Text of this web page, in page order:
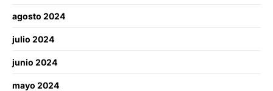
agosto 2024
julio 2024
junio 2024
mayo 2024